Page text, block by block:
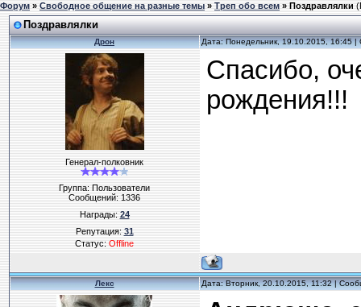
Форум»Свободное общение на разные темы»Треп обо всем»Поздравлялки
Поздравлялки
Дрон Дата: Понедельник, 19.10.2015, 16:45
Генерал-полковник
Группа: Пользователи
Сообщений:1336
Награды:24
Репутация:31
Статус:Offline
Спасибо,
Лекс Дата: Вторник, 20.10.2015, 11:32 |